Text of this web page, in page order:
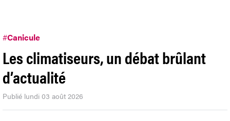
#Canicule
Les climatiseurs, un débat brûlant
d’actualité
Publié lundi 03 août 2026